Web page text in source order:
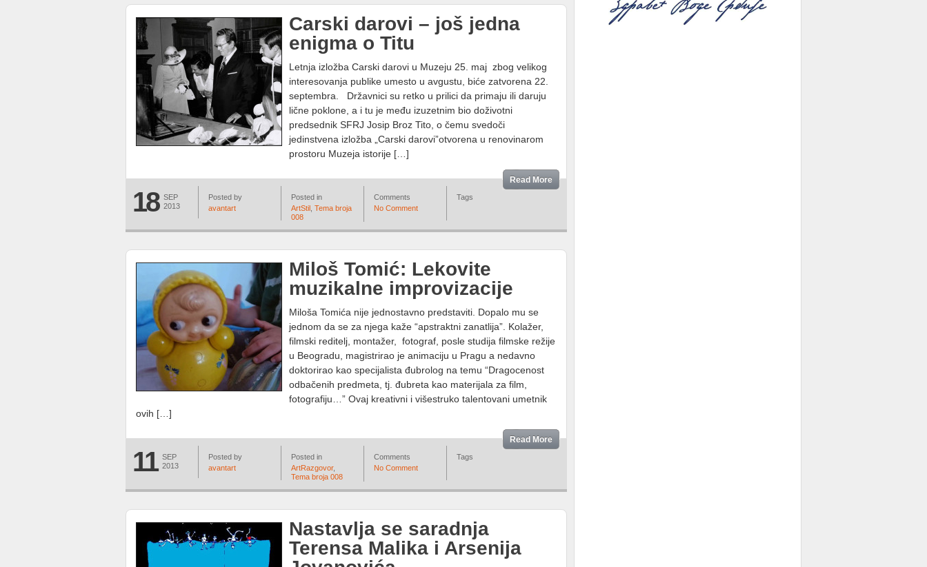
Carski darovi – još jedna
enigma o Titu
Letnja izložba Carski darovi u Muzeju 25. maj zbog velikog
interesovanja publike umesto u avgustu, biće zatvorena 22.
septembra. Državnici su retko u prilici da primaju ili daruju
lične poklone, a i tu je među izuzetnim bio doživotni
predsednik SFRJ Josip Broz Tito, o čemu svedoči
jedinstvena izložba „Carski darovi”otvorena u renovinarom
prostoru Muzeja istorije […]
18 SEP
2013
Posted by
avantart
Posted in
ArtStil Tema broja
008
Comments
No Comment
Tags
Read More
Miloš Tomić: Lekovite
muzikalne improvizacije
Miloša Tomića nije jednostavno predstaviti. Dopalo mu se
jednom da se za njega kaže “apstraktni zanatlija”. Kolažer,
filmski reditelj, montažer, fotograf, posle studija filmske režije
u Beogradu, magistrirao je animaciju u Pragu a nedavno
doktorirao kao specijalista đubrolog na temu “Dragocenost
odbačenih predmeta, tj. đubreta kao materijala za film,
fotografiju…” Ovaj kreativni i višestruko talentovani umetnik
ovih […]
11 SEP
2013
Posted by
avantart
Posted in
ArtRazgovor,
Tema broja 008
Comments
No Comment
Tags
Read More
Nastavlja se saradnja
Terensa Malika i Arsenija